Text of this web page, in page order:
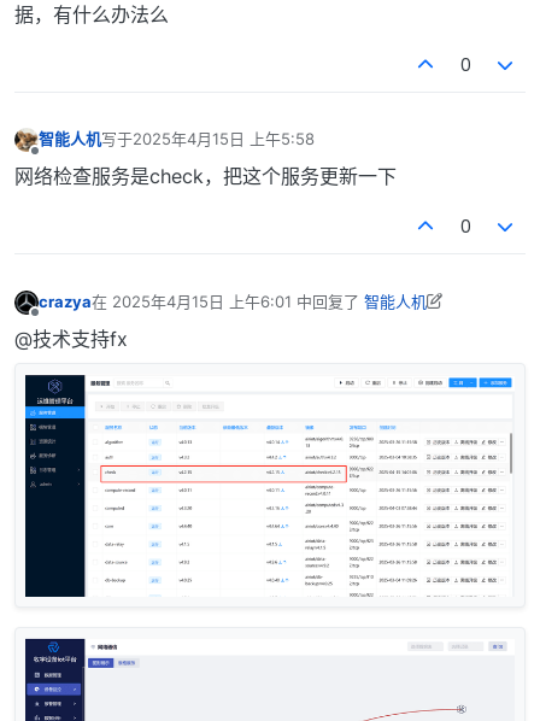
据，有什么办法么
0
智能人机写于2025年4月15日 上午5:58
最后由 编辑
网络检查服务是check，把这个服务更新一下
0
crazya在 2025年4月15日 上午6:01 中回复了 智能人机
最后由 crazya 编辑2025年4月15日 下午2:05
@技术支持fx